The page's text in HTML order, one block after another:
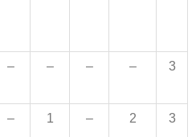
– – – – 3
– 1 – 2 3